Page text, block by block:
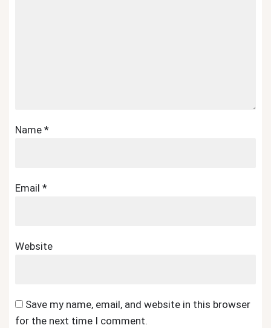
Name *
Email *
Website
Save my name, email, and website in this browser
for the next time I comment.